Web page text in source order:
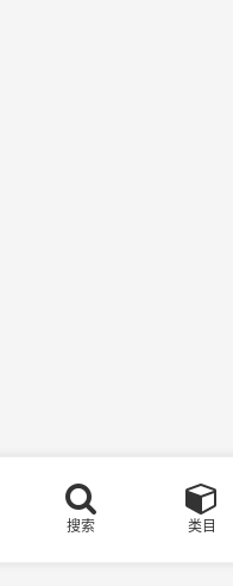
搜索 类目